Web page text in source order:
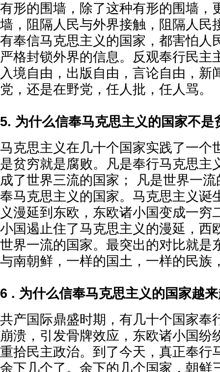
有形的围墙，除了这种有形的围墙，
墙，阻隔人民与外界接触，阻隔人民
有奉信马克思主义的国家，都害怕人
严格封锁外界的信息。反观奉行民主
入境自由，出版自由，言论自由，新
党，还是在野党，任人批，任人骂。
5. 为什么信奉马克思主义的国家不是
马克思主义在几十个国家实践了一个
是贫穷就是腐败。凡是奉行马克思主
成了世界三流的国家； 凡是世界一
奉马克思主义的国家。马克思主义诞
义漫延到东欧，东欧诸小国变成一穷
小国遏止住了马克思主义的漫延，西
世界一流的国家。最突出的对比就是
与南朝鲜，一样的国土，一样的民族
6 . 为什么信奉马克思主义的国家越
共产国际鼎盛时期，有几十个国家奉
崩溃，引发骨牌效应，东欧诸小国纷
重拾民主政治。到了今天，真正奉行
余下几个了。余下的几个国家，朝鲜